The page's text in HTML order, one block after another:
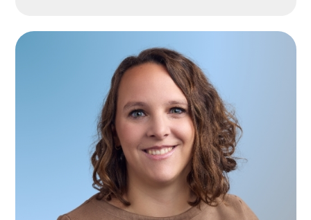
+43 6235 21444 22
de@getontop.at
In seiner „Freizeit“ verkauft er Windeltorten.
Conversionrate: hoch. Zuckergehalt:
überraschend niedrig.